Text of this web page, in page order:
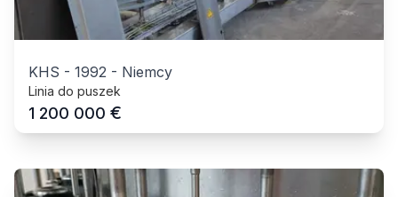
KHS - 1992 - Niemcy
Linia do puszek
1 200 000 €